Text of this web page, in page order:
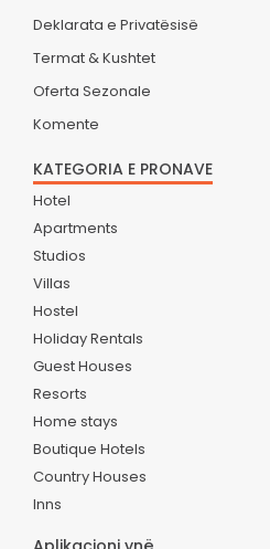
Deklarata e Privatësisë
Termat & Kushtet
Oferta Sezonale
Komente
KATEGORIA E PRONAVE
Hotel
Apartments
Studios
Villas
Hostel
Holiday Rentals
Guest Houses
Resorts
Home stays
Boutique Hotels
Country Houses
Inns